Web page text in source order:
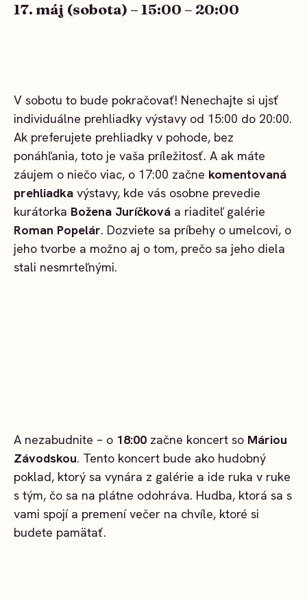
17. máj (sobota) – 15:00 – 20:00
V sobotu to bude pokračovať! Nenechajte si ujsť
individuálne prehliadky výstavy od 15:00 do 20:00.
Ak preferujete prehliadky v pohode, bez
ponáhľania, toto je vaša príležitosť. A ak máte
záujem o niečo viac, o 17:00 začne komentovaná
prehliadka výstavy, kde vás osobne prevedie
kurátorka Božena Juríčková a riaditeľ galérie
Roman Popelár. Dozviete sa príbehy o umelcovi, o
jeho tvorbe a možno aj o tom, prečo sa jeho diela
stali nesmrteľnými.
A nezabudnite – o 18:00 začne koncert so Máriou
Závodskou. Tento koncert bude ako hudobný
poklad, ktorý sa vynára z galérie a ide ruka v ruke
s tým, čo sa na plátne odohráva. Hudba, ktorá sa s
vami spojí a premení večer na chvíle, ktoré si
budete pamätať.